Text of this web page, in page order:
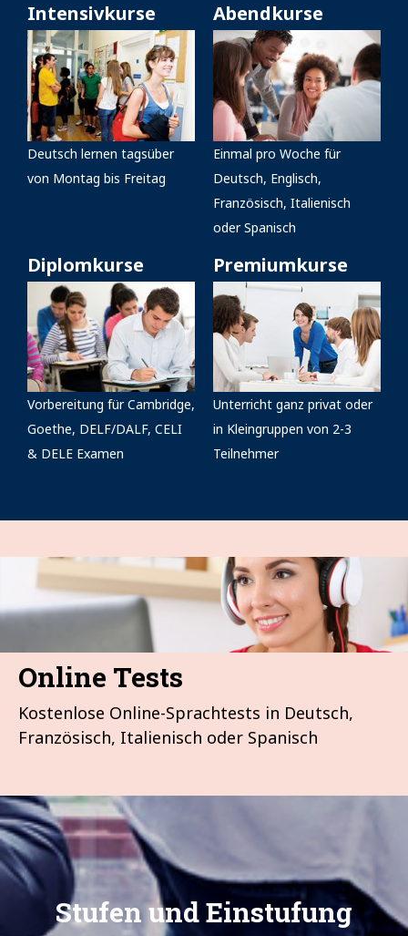
Intensivkurse
Deutsch lernen tagsüber
von Montag bis Freitag
Abendkurse
Einmal pro Woche für
Deutsch, Englisch,
Französisch, Italienisch
oder Spanisch
Diplomkurse
Vorbereitung für Cambridge,
Goethe, DELF/DALF, CELI
& DELE Examen
Premiumkurse
Unterricht ganz privat oder
in Kleingruppen von 2-3
Teilnehmer
Online Tests
Kostenlose Online-Sprachtests in Deutsch,
Französisch, Italienisch oder Spanisch
Stufen und Einstufung